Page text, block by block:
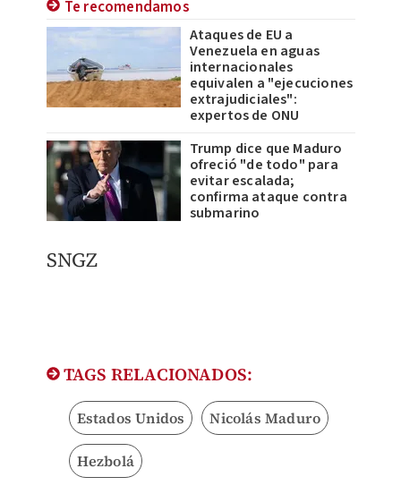
Te recomendamos
Ataques de EU a
Venezuela en aguas
internacionales
equivalen a "ejecuciones
extrajudiciales":
expertos de ONU
Trump dice que Maduro
ofreció "de todo" para
evitar escalada;
confirma ataque contra
submarino
SNGZ
TAGS RELACIONADOS:
Estados Unidos Nicolás Maduro
Hezbolá